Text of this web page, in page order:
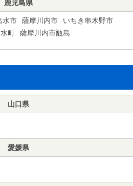
鹿児島県
水市 薩摩川内市
いちき串木野市
町 薩摩川内市甑島
山口県
愛媛県